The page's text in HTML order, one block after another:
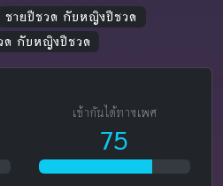
ชายปีชวด กับหญิงปีชวด
ด กับหญิงปีชวด
เข้ากันได้ทางเพศ
75